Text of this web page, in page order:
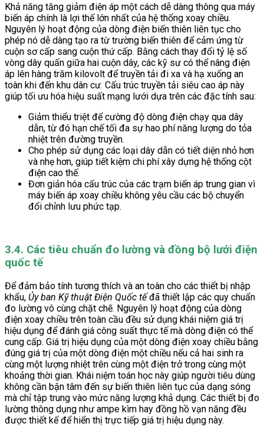
Khả năng tăng giảm điện áp một cách dễ dàng thông qua máy
biến áp chính là lợi thế lớn nhất của hệ thống xoay chiều.
Nguyên lý hoạt động của dòng điện biến thiên liên tục cho
phép nó dễ dàng tạo ra từ trường biến thiên để cảm ứng từ
cuộn sơ cấp sang cuộn thứ cấp. Bằng cách thay đổi tỷ lệ số
vòng dây quấn giữa hai cuộn dây, các kỹ sư có thể nâng điện
áp lên hàng trăm kilovolt để truyền tải đi xa và hạ xuống an
toàn khi đến khu dân cư. Cấu trúc truyền tải siêu cao áp này
giúp tối ưu hóa hiệu suất mạng lưới dựa trên các đặc tính sau:
Giảm thiểu triệt để cường độ dòng điện chạy qua dây
dẫn, từ đó hạn chế tối đa sự hao phí năng lượng do tỏa
nhiệt trên đường truyền.
Cho phép sử dụng các loại dây dẫn có tiết diện nhỏ hơn
và nhẹ hơn, giúp tiết kiệm chi phí xây dựng hệ thống cột
điện cao thế.
Đơn giản hóa cấu trúc của các trạm biến áp trung gian vì
máy biến áp xoay chiều không yêu cầu các bộ chuyển
đổi chỉnh lưu phức tạp.
3.4. Các tiêu chuẩn đo lường và đồng bộ lưới điện
quốc tế
Để đảm bảo tính tương thích và an toàn cho các thiết bị nhập
khẩu, Ủy ban Kỹ thuật Điện Quốc tếđã thiết lập các quy chuẩn
đo lường vô cùng chặt chẽ. Nguyên lý hoạt động của dòng
điện xoay chiều trên toàn cầu đều sử dụng khái niệm giá trị
hiệu dụng để đánh giá công suất thực tế mà dòng điện có thể
cung cấp. Giá trị hiệu dụng của một dòng điện xoay chiều bằng
đúng giá trị của một dòng điện một chiều nếu cả hai sinh ra
cùng một lượng nhiệt trên cùng một điện trở trong cùng một
khoảng thời gian. Khái niệm toán học này giúp người tiêu dùng
không cần bận tâm đến sự biến thiên liên tục của dạng sóng
mà chỉ tập trung vào mức năng lượng khả dụng. Các thiết bị đo
lường thông dụng như ampe kìm hay đồng hồ vạn năng đều
được thiết kế để hiển thị trực tiếp giá trị hiệu dụng này.